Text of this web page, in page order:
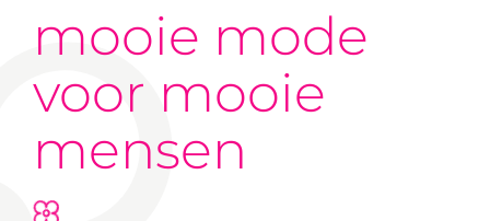
mooie mode
voor mooie
mensen